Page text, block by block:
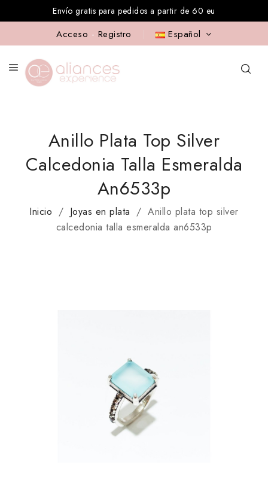
Envío gratis para pedidos a partir de 60 eu
Español
Acceso - Registro
Anillo Plata Top Silver
Calcedonia Talla Esmeralda
An6533p
Inicio Joyas en plata
Anillo plata top silver
calcedonia talla esmeralda an6533p